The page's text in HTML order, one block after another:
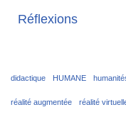
Réflexions
didactique HUMANE
réalité augmentée réalité